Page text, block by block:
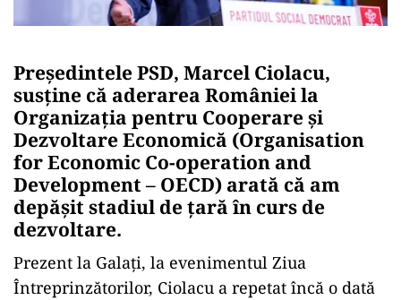
Președintele PSD, Marcel Ciolacu,
susține că aderarea României la
Organizația pentru Cooperare și
Dezvoltare Economică (Organisation
for Economic Co-operation and
Development – OECD) arată că am
depășit stadiul de țară în curs de
dezvoltare.
Prezent la Galaţi, la evenimentul Ziua
Întreprinzătorilor, Ciolacu a repetat încă o dată